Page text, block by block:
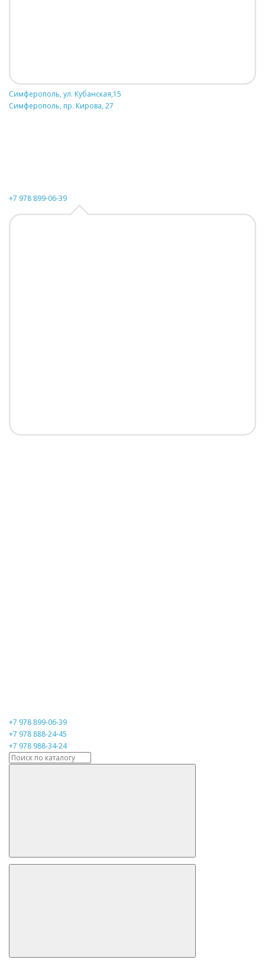
Симферополь, ул. Кубанская,15
Симферополь, пр. Кирова, 27
+7 978 899-06-39
+7 978 899-06-39
+7 978 888-24-45
+7 978 988-34-24